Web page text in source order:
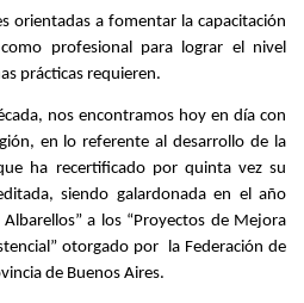
orientadas a fomentar la capacitación
profesional para lograr el nivel
prácticas requieren.
nos encontramos hoy en día con
en lo referente al desarrollo de la
ha recertificado por quinta vez su
siendo galardonada en el año
a los “Proyectos de Mejora
otorgado por la Federación de
de Buenos Aires.